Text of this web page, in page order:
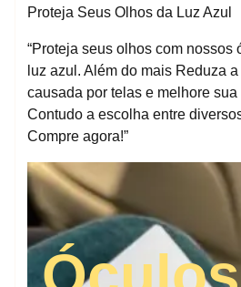
Proteja Seus Olhos da Luz Azul
“Proteja seus olhos com nossos
luz azul. Além do mais Reduza
causada por telas e melhore
Contudo a escolha entre
Compre agora!”